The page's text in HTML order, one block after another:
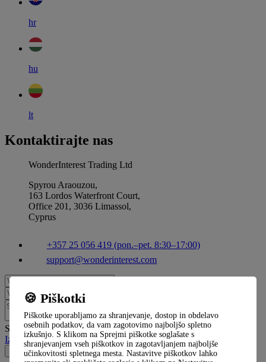
hr
hu
lt
Kontaktirajte nas
WonderInterest Trading Ltd
Spyrou Araouzou,
163 Lordos Waterfront Court,
Office 201, 3036 Limassol,
Cyprus
+357 25 056 419 (pon.–pet. 8:30–17:00)
support@wonderinterest.com
Strinjam se
Izjava o varnosti
Pošljite sporočilo
🍪 Piškotki
Piškotke uporabljamo za shranjevanje, dostop in obdelavo
osebnih podatkov, da vam zagotovimo najboljšo spletno
izkušnjo. S klikom na Sprejmi piškotke soglašate s
shranjevanjem vseh piškotkov in zagotavljanjem najboljše
učinkovitosti spletnega mesta. Nastavitve piškotkov lahko